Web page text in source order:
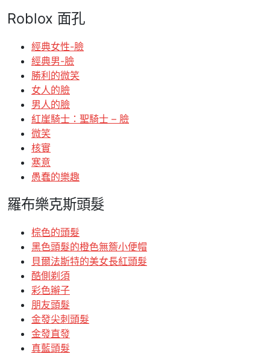
Roblox 面孔
經典女性-臉
經典男-臉
勝利的微笑
女人的臉
男人的臉
紅崖騎士：聖騎士 – 臉
微笑
核實
寒意
愚蠢的樂趣
羅布樂克斯頭髮
棕色的頭髮
黑色頭髮的橙色無簷小便帽
貝爾法斯特的美女長紅頭髮
酷側剃須
彩色辮子
朋友頭髮
金發尖刺頭髮
金發直發
真藍頭髮